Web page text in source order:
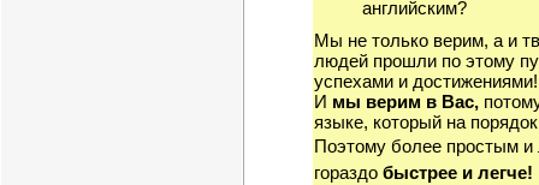
английским?
Мы не только верим, а и
людей прошли по этому
успехами и достижениями!
И мы верим в Вас,
языке, который на
Поэтому более простым
гораздо быстрее и легче!